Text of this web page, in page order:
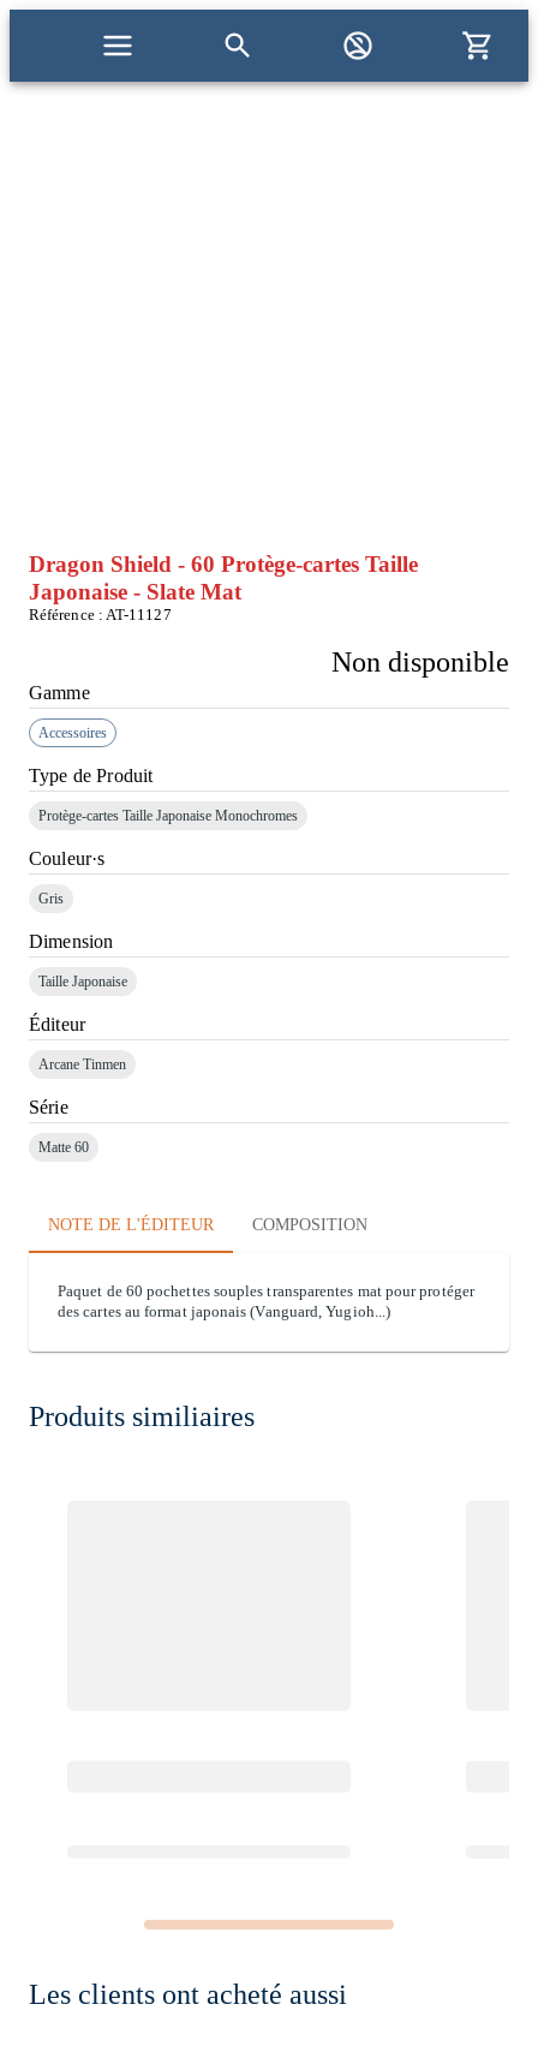
Dragon Shield - 60 Protège-cartes Taille
Japonaise - Slate Mat
Référence : AT-11127
Gamme
Accessoires
Type de Produit
Protège-cartes Taille Japonaise Monochromes
Couleur·s
Gris
Dimension
Taille Japonaise
Éditeur
Arcane Tinmen
Série
Matte 60
Non disponible
NOTE DE L'ÉDITEUR COMPOSITION
Paquet de 60 pochettes souples transparentes mat pour protéger
des cartes au format japonais (Vanguard, Yugioh...)
Produits similiaires
Les clients ont acheté aussi